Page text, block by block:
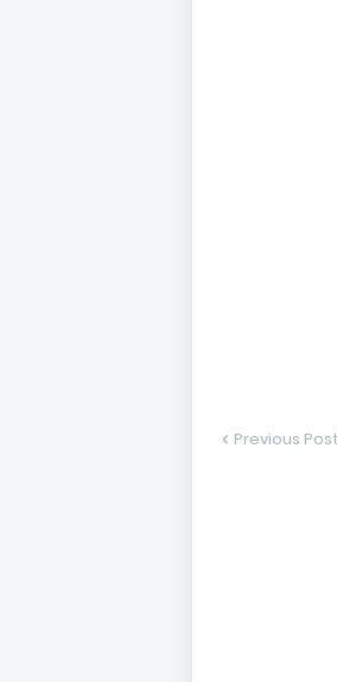
Previous Post